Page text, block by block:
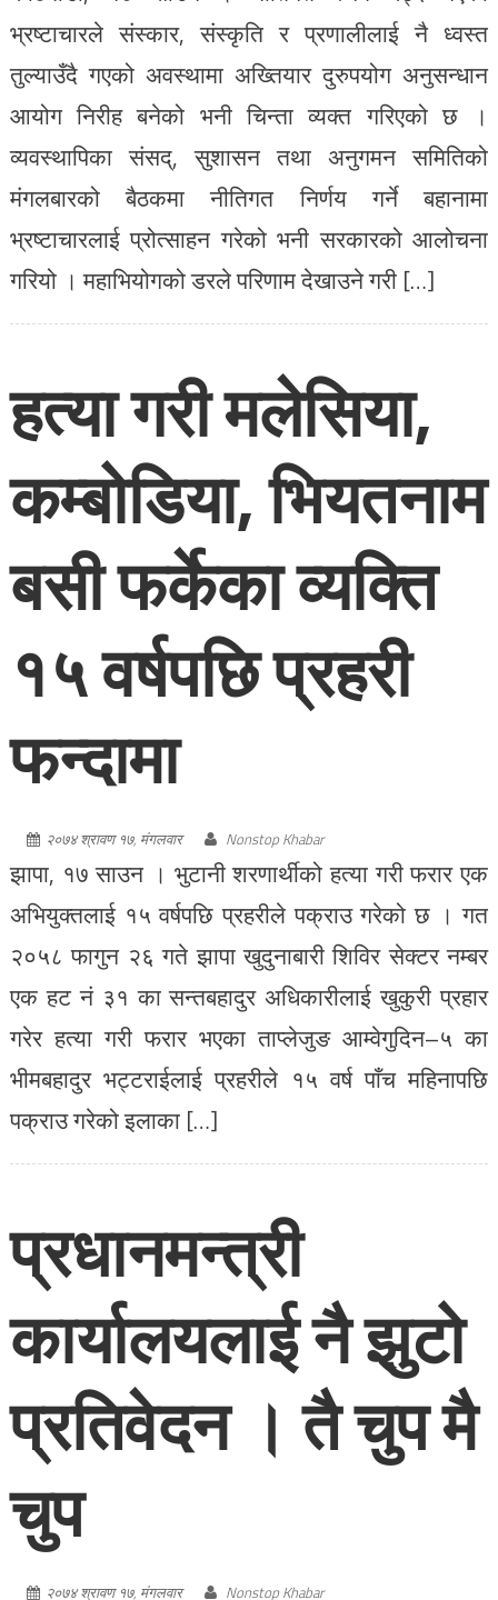
भ्रष्टाचारले संस्कार, संस्कृति र प्रणालीलाई नै ध्वस्त
तुल्याउँदै गएको अवस्थामा अख्तियार दुरुपयोग अनुसन्धान
आयोग निरीह बनेको भनी चिन्ता व्यक्त गरिएको छ ।
व्यवस्थापिका संसद्, सुशासन तथा अनुगमन समितिको
मंगलबारको बैठकमा नीतिगत निर्णय गर्ने बहानामा
भ्रष्टाचारलाई प्रोत्साहन गरेको भनी सरकारको आलोचना
गरियो । महाभियोगको डरले परिणाम देखाउने गरी […]
हत्या गरी मलेसिया,
कम्बोडिया, भियतनाम
बसी फर्केका व्यक्ति
१५ वर्षपछि प्रहरी
फन्दामा
२०७४ श्रावण १७, मंगलवार Nonstop Khabar
झापा, १७ साउन । भुटानी शरणार्थीको हत्या गरी फरार एक
अभियुक्तलाई १५ वर्षपछि प्रहरीले पक्राउ गरेको छ । गत
२०५८ फागुन २६ गते झापा खुदुनाबारी शिविर सेक्टर नम्बर
एक हट नं ३१ का सन्तबहादुर अधिकारीलाई खुकुरी प्रहार
गरेर हत्या गरी फरार भएका ताप्लेजुङ आम्वेगुदिन–५ का
भीमबहादुर भट्टराईलाई प्रहरीले १५ वर्ष पाँच महिनापछि
पक्राउ गरेको इलाका […]
प्रधानमन्त्री
कार्यालयलाई नै झुटो
प्रतिवेदन । तै चुप मै
चुप
२०७४ श्रावण १७, मंगलवार Nonstop Khabar